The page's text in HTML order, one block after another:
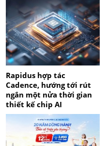
Rapidus hợp tác
Cadence, hướng tới rút
ngắn một nửa thời gian
thiết kế chip AI